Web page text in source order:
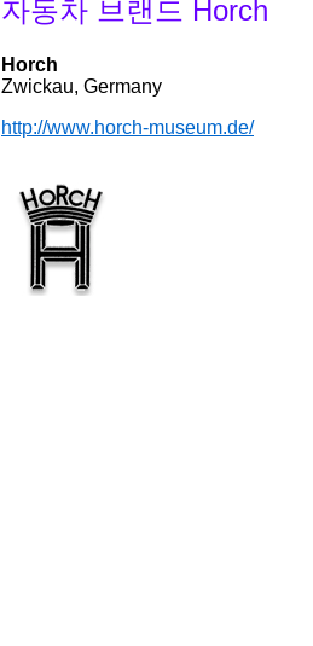
자동차 브랜드 Horch
Horch
Zwickau, Germany
http://www.horch-museum.de/